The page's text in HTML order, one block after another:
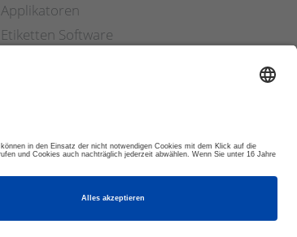
Applikatoren
Etiketten Software
© 2026 DYNAMIC SYSTEMS GMBH